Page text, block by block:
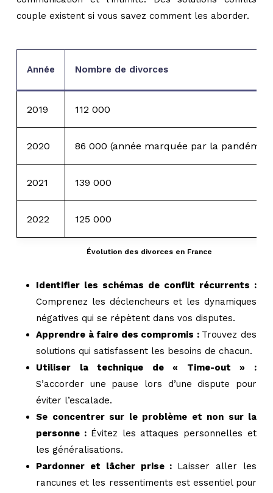
couple existent si vous savez comment les aborder.
Évolution des divorces en France
Année Nombre de divorces
2019 112 000
2020 86 000 (année marquée par la pandémie)
2021 139 000
2022 125 000
Identifier les schémas de conflit récurrents :
Comprenez les déclencheurs et les dynamiques
négatives qui se répètent dans vos disputes.
Apprendre à faire des compromis : Trouvez des
solutions qui satisfassent les besoins de chacun.
Utiliser la technique de « Time-out » :
S’accorder une pause lors d’une dispute pour
éviter l’escalade.
Se concentrer sur le problème et non sur la
personne : Évitez les attaques personnelles et
les généralisations.
Pardonner et lâcher prise : Laisser aller les
rancunes et les ressentiments est essentiel pour